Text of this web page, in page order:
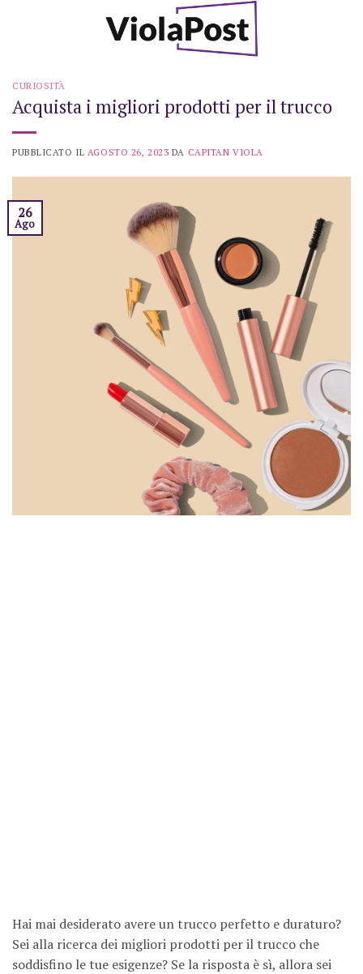
CURIOSITÀ
Acquista i migliori prodotti per il trucco
PUBBLICATO IL AGOSTO 26, 2023 DA CAPITAN VIOLA
26
Ago
Hai mai desiderato avere un trucco perfetto e duraturo?
Sei alla ricerca dei migliori prodotti per il trucco che
soddisfino le tue esigenze? Se la risposta è sì, allora sei